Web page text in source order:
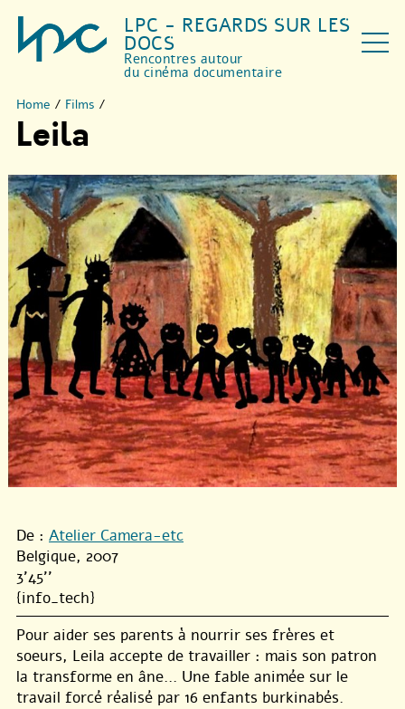
LPC - REGARDS SUR LES
DOCS
Rencontres autour
du cinéma documentaire
Home / Films /
Leila
De : Atelier Camera-etc
Belgique, 2007
3'45''
{info_tech}
Pour aider ses parents à nourrir ses frères et
soeurs, Leila accepte de travailler : mais son patron
la transforme en âne… Une fable animée sur le
travail forcé réalisé par 16 enfants burkinabés.